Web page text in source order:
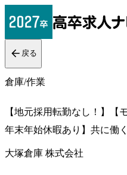
戻る
倉庫/作業
【地元採用転勤なし！】【
年末年始休暇あり】共に働
大塚倉庫 株式会社